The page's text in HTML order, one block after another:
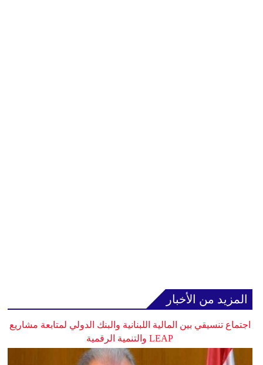
المزيد من الأخبار
اجتماع تنسيقي بين المالية اللبنانية والبنك الدولي لمتابعة مشاريع
LEAP والتنمية الرقمية